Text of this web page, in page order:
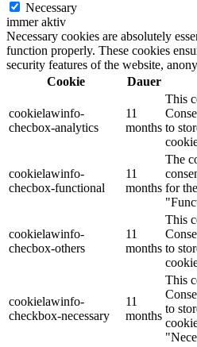
Necessary
immer aktiv
Necessary cookies are absolutely
function properly. These cookies
security features of the website,
Cookie
Dauer
cookielawinfo-
checbox-analytics
11
months
This
to
cookielawinfo-
checbox-functional
11
months
The
for
cookielawinfo-
checbox-others
11
months
This
to
cookielawinfo-
checkbox-necessary
11
months
This
to